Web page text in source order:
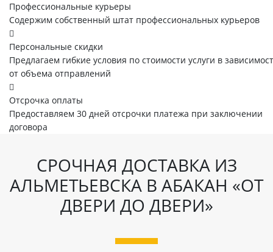
Профессиональные курьеры
Содержим собственный штат профессиональных курьеров
Персональные скидки
Предлагаем гибкие условия по стоимости услуги в
от объема отправлений
Отсрочка оплаты
Предоставляем 30 дней отсрочки платежа при заключении
договора
СРОЧНАЯ ДОСТАВКА ИЗ
АЛЬМЕТЬЕВСКА В АБАКАН «ОТ
ДВЕРИ ДО ДВЕРИ»